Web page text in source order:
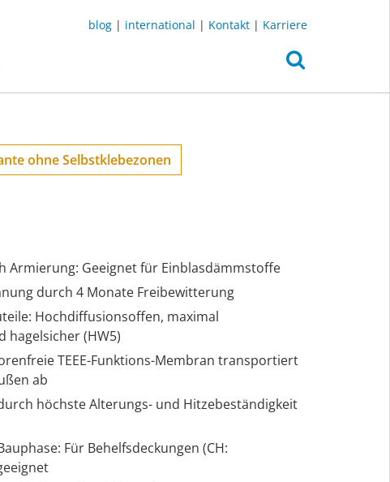
blog | international | Kontakt | Karriere
ohne Selbstklebezonen
Armierung: Geeignet für Einblasdämmstoffe
durch 4 Monate Freibewitterung
Hochdiffusionsoffen, maximal
hagelsicher (HW5)
TEEE-Funktions-Membran transportiert
ab
höchste Alterungs- und Hitzebeständigkeit
Für Behelfsdeckungen (CH: